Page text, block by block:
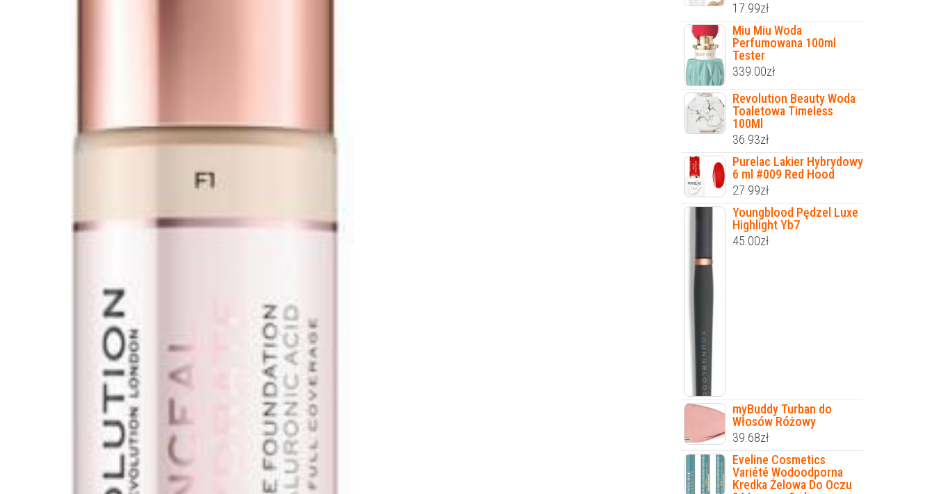
17.99zł
Miu Miu Woda
Perfumowana 100ml
Tester
339.00zł
Revolution Beauty Woda
Toaletowa Timeless
100Ml
36.93zł
Purelac Lakier Hybrydowy
6 ml #009 Red Hood
27.99zł
Youngblood Pędzel Luxe
Highlight Yb7
45.00zł
myBuddy Turban do
Włosów Różowy
39.68zł
Eveline Cosmetics
Variété Wodoodporna
Kredka Żelowa Do Oczu